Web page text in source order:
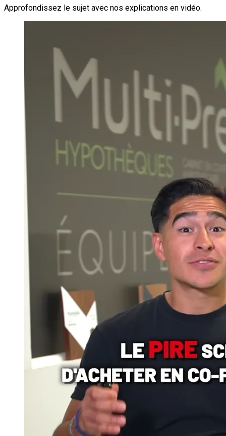
Approfondissez le sujet avec nos explications en vidéo.